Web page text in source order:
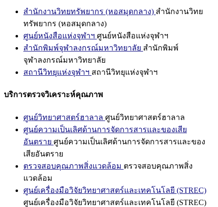
สำนักงานวิทยทรัพยากร (หอสมุดกลาง) สำนักงานวิทย
ทรัพยากร (หอสมุดกลาง)
ศูนย์หนังสือแห่งจุฬาฯ ศูนย์หนังสือแห่งจุฬาฯ
สำนักพิมพ์จุฬาลงกรณ์มหาวิทยาลัย สำนักพิมพ์
จุฬาลงกรณ์มหาวิทยาลัย
สถานีวิทยุแห่งจุฬาฯ สถานีวิทยุแห่งจุฬาฯ
บริการตรวจวิเคราะห์คุณภาพ
ศูนย์วิทยาศาสตร์ฮาลาล ศูนย์วิทยาศาสตร์ฮาลาล
ศูนย์ความเป็นเลิศด้านการจัดการสารและของเสีย
อันตราย ศูนย์ความเป็นเลิศด้านการจัดการสารและของ
เสียอันตราย
ตรวจสอบคุณภาพสิ่งแวดล้อม ตรวจสอบคุณภาพสิ่ง
แวดล้อม
ศูนย์เครื่องมือวิจัยวิทยาศาสตร์และเทคโนโลยี (STREC)
ศูนย์เครื่องมือวิจัยวิทยาศาสตร์และเทคโนโลยี (STREC)